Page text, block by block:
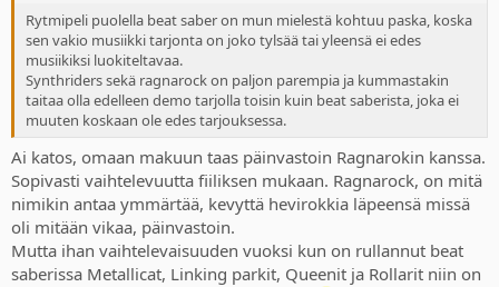
Rytmipeli puolella beat saber on mun mielestä kohtuu paska, koska
sen vakio musiikki tarjonta on joko tylsää tai yleensä ei edes
musiikiksi luokiteltavaa.
Synthriders sekä ragnarock on paljon parempia ja kummastakin
taitaa olla edelleen demo tarjolla toisin kuin beat saberista, joka ei
muuten koskaan ole edes tarjouksessa.
Ai katos, omaan makuun taas päinvastoin Ragnarokin kanssa.
Sopivasti vaihtelevuutta fiiliksen mukaan. Ragnarock, on mitä
nimikin antaa ymmärtää, kevyttä hevirokkia läpeensä missä
oli mitään vikaa, päinvastoin.
Mutta ihan vaihtelevaisuuden vuoksi kun on rullannut beat
saberissa Metallicat, Linking parkit, Queenit ja Rollarit niin on